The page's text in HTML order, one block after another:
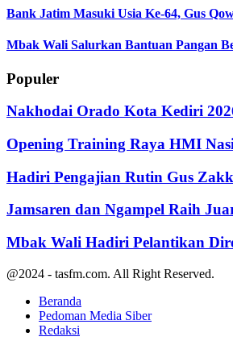
Bank Jatim Masuki Usia Ke-64, Gus
Mbak Wali Salurkan Bantuan Pangan
Populer
Nakhodai Orado Kota Kediri
Opening Training Raya HMI
Hadiri Pengajian Rutin Gus
Jamsaren dan Ngampel Raih
Mbak Wali Hadiri Pelantikan
@2024 - tasfm.com. All Right Reserved.
Beranda
Pedoman Media Siber
Redaksi